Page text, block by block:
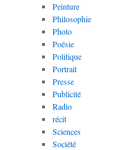
Peinture
Philosophie
Photo
Poésie
Politique
Portrait
Presse
Publicité
Radio
récit
Sciences
Société